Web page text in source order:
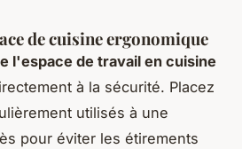
de cuisine ergonomique
l'espace de travail en cuisine
à la sécurité. Placez
utilisés à une
pour éviter les étirements